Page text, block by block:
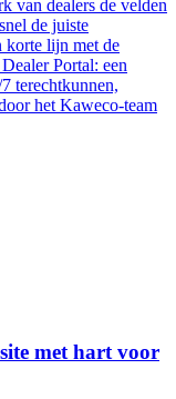
van dealers de velden
de juiste
korte lijn met de
Portal: een
terechtkunnen,
het Kaweco-team
met hart voor